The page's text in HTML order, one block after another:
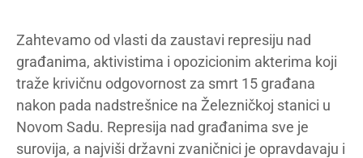
Zahtevamo od vlasti da zaustavi represiju nad
građanima, aktivistima i opozicionim akterima koji
traže krivičnu odgovornost za smrt 15 građana
nakon pada nadstrešnice na Železničkoj stanici u
Novom Sadu. Represija nad građanima sve je
surovija, a najviši državni zvaničnici je opravdavaju i